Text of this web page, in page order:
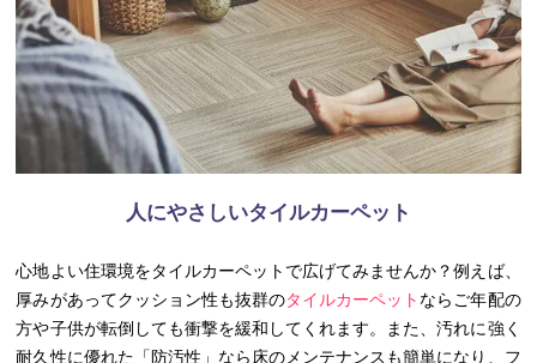
人にやさしいタイルカーペット
心地よい住環境をタイルカーペットで広げてみませんか？例えば、
厚みがあってクッション性も抜群のタイルカーペット ならご年配の
方や子供が転倒しても衝撃を緩和してくれます。また、汚れに強く
耐久性に優れた「防汚性」なら床のメンテナンスも簡単になり、フ